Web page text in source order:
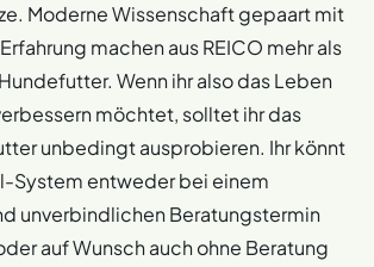
Moderne Wissenschaft gepaart mit
machen aus REICO mehr als
Wenn ihr also das Leben
möchtet, solltet ihr das
unbedingt ausprobieren. Ihr könnt
System entweder bei einem
unverbindlichen Beratungstermin
auf Wunsch auch ohne Beratung